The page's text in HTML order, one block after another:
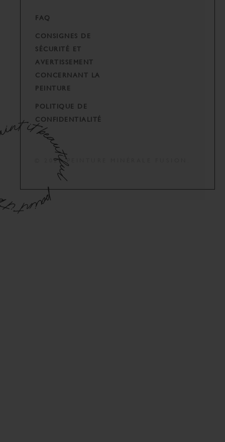
FAQ
CONSIGNES DE
SÉCURITÉ ET
AVERTISSEMENT
CONCERNANT LA
PEINTURE
POLITIQUE DE
CONFIDENTIALITÉ
© 2024 PEINTURE MINÉRALE FUSION.